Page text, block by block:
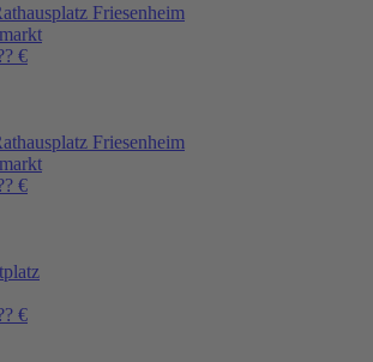
Friesenheim
€
Friesenheim
€
€